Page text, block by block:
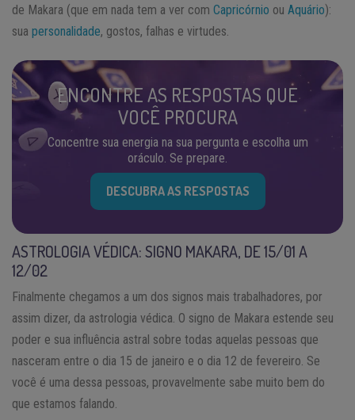
de Makara (que em nada tem a ver com Capricórnio ou Aquário):
sua personalidade, gostos, falhas e virtudes.
ENCONTRE AS RESPOSTAS QUE
VOCÊ PROCURA
Concentre sua energia na sua pergunta e escolha um
oráculo. Se prepare.
DESCUBRA AS RESPOSTAS
ASTROLOGIA VÉDICA: SIGNO MAKARA, DE 15/01 A
12/02
Finalmente chegamos a um dos signos mais trabalhadores, por
assim dizer, da astrologia védica. O signo de Makara estende seu
poder e sua influência astral sobre todas aquelas pessoas que
nasceram entre o dia 15 de janeiro e o dia 12 de fevereiro. Se
você é uma dessa pessoas, provavelmente sabe muito bem do
que estamos falando.